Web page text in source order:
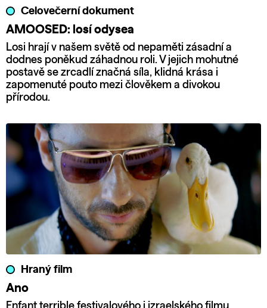
Celovečerní dokument
AMOOSED: losí odysea
Losi hrají v našem světě od nepaměti zásadní a
dodnes poněkud záhadnou roli. V jejich mohutné
postavě se zrcadlí značná síla, klidná krása i
zapomenuté pouto mezi člověkem a divokou
přírodou.
Hraný film
Ano